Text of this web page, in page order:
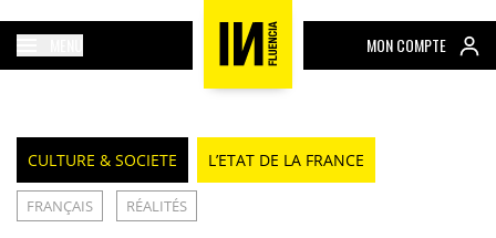
MON COMPTE
CULTURE & SOCIETE L’ETAT DE LA FRANCE
FRANÇAIS RÉALITÉS